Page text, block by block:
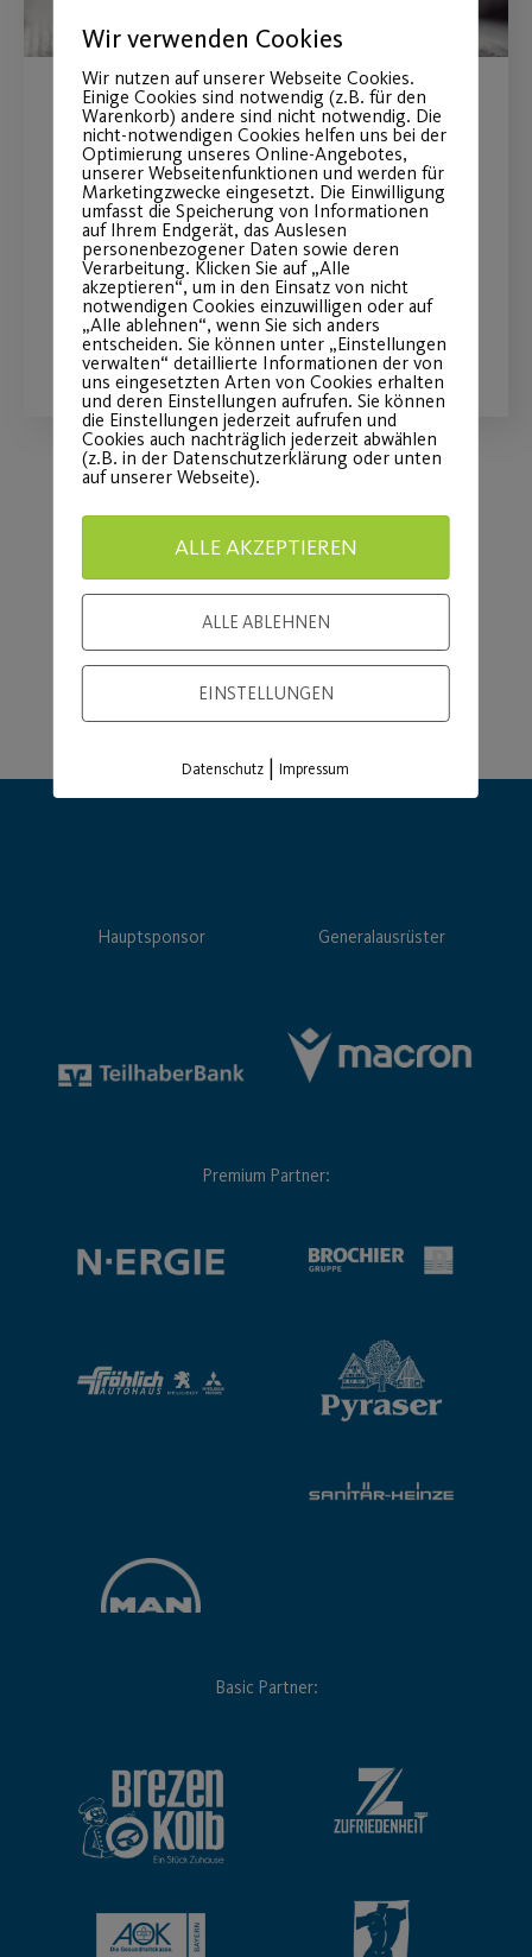
Wiedereröffnung
Fitnessstudio im Sportpark
Ebensee
Ab 31. Mai 2024 wieder geöffnet.
WEITERLESEN
Load More
Hauptsponsor Generalausrüster
Premium Partner:
Basic Partner:
Wir verwenden Cookies
Wir nutzen auf unserer Webseite Cookies.
Einige Cookies sind notwendig (z.B. für den
Warenkorb) andere sind nicht notwendig. Die
nicht-notwendigen Cookies helfen uns bei der
Optimierung unseres Online-Angebotes,
unserer Webseitenfunktionen und werden für
Marketingzwecke eingesetzt. Die Einwilligung
umfasst die Speicherung von Informationen
auf Ihrem Endgerät, das Auslesen
personenbezogener Daten sowie deren
Verarbeitung. Klicken Sie auf „Alle
akzeptieren“, um in den Einsatz von nicht
notwendigen Cookies einzuwilligen oder auf
„Alle ablehnen“, wenn Sie sich anders
entscheiden. Sie können unter „Einstellungen
verwalten“ detaillierte Informationen der von
uns eingesetzten Arten von Cookies erhalten
und deren Einstellungen aufrufen. Sie können
die Einstellungen jederzeit aufrufen und
Cookies auch nachträglich jederzeit abwählen
(z.B. in der Datenschutzerklärung oder unten
auf unserer Webseite).
ALLE AKZEPTIEREN
ALLE ABLEHNEN
EINSTELLUNGEN
Datenschutz |Impressum